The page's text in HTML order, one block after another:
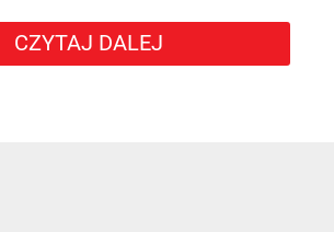
CZYTAJ DALEJ